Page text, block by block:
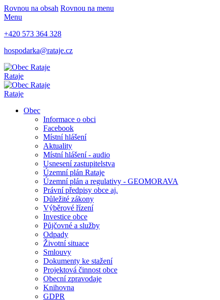
Rovnou na obsah Rovnou na menu
Menu
+420 573 364 328
hospodarka@rataje.cz
Rataje
Rataje
Obec
Informace o obci
Facebook
Místní hlášení
Aktuality
Místní hlášení - audio
Usnesení zastupitelstva
Územní plán Rataje
Územní plán a regulativy - GEOMORAVA
Právní předpisy obce aj.
Důležité zákony
Výběrové řízení
Investice obce
Půjčovné a služby
Odpady
Životní situace
Smlouvy
Dokumenty ke stažení
Projektová činnost obce
Obecní zpravodaje
Knihovna
GDPR